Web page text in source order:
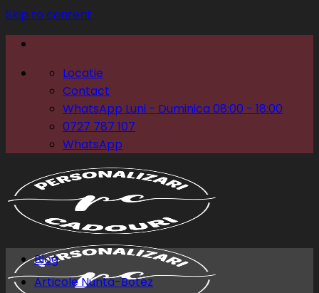
Skip to content
Locatie
Contact
WhatsApp Luni - Duminica 08:00 - 18:00
0727 787 107
WhatsApp
Blog
Articole Nunta-Botez